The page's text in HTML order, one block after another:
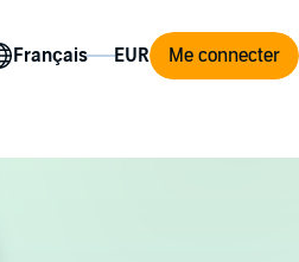
Me connecter